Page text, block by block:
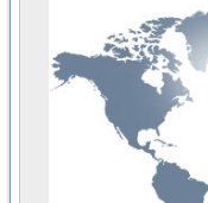
Передовые